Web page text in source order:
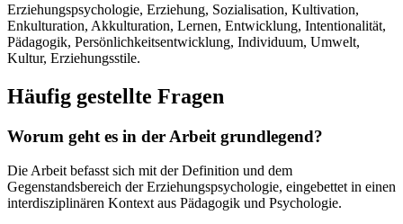
Erziehungspsychologie, Erziehung, Sozialisation, Kultivation,
Enkulturation, Akkulturation, Lernen, Entwicklung, Intentionalität,
Pädagogik, Persönlichkeitsentwicklung, Individuum, Umwelt,
Kultur, Erziehungsstile.
Häufig gestellte Fragen
Worum geht es in der Arbeit grundlegend?
Die Arbeit befasst sich mit der Definition und dem
Gegenstandsbereich der Erziehungspsychologie, eingebettet in einen
interdisziplinären Kontext aus Pädagogik und Psychologie.